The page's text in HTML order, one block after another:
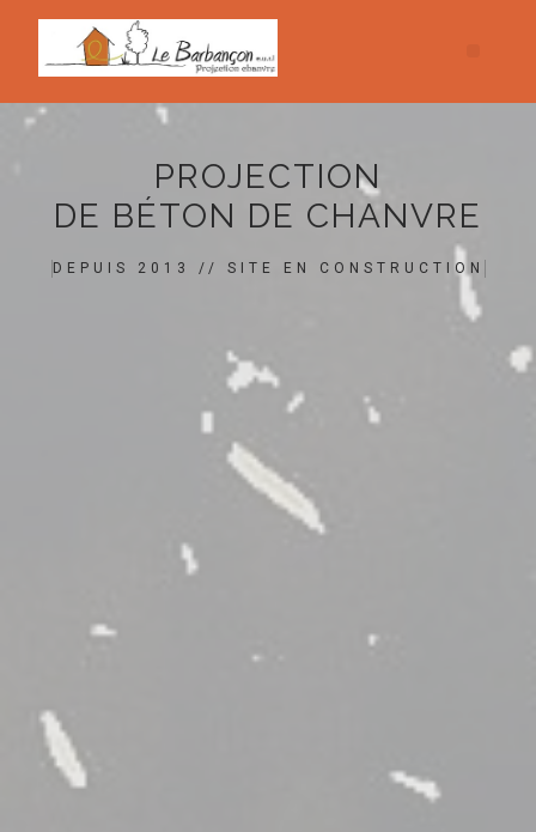
PROJECTION
DE BÉTON DE CHANVRE
DEPUIS 2013 // SITE EN CONSTRUCTION